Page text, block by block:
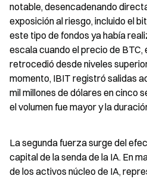
notable, desencadenando
exposición al riesgo, incluido el
este tipo de fondos ya había
escala cuando el precio de BTC,
retrocedió desde niveles
momento, IBIT registró salidas
mil millones de dólares en cinco
el volumen fue mayor y la
La segunda fuerza surge del
capital de la senda de la IA. En
de los activos núcleo de IA,